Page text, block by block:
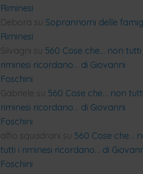
Riminesi
Debora su Soprannomi delle
Riminesi
Silvagni su 560 Cose che… non tutti
riminesi ricordano… di Giovanni
Foschini
Gabriele su 560 Cose che… non
riminesi ricordano… di Giovanni
Foschini
alfio squadrani su 560 Cose che…
tutti i riminesi ricordano… di
Foschini